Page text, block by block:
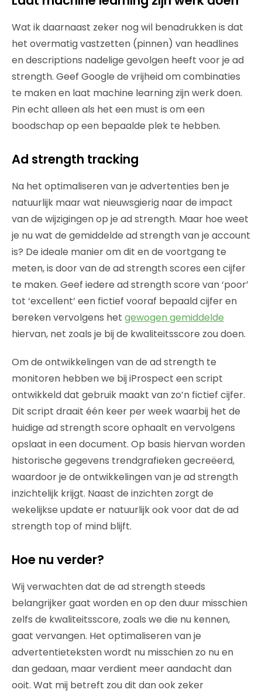
Wat ik daarnaast zeker nog wil benadrukken is dat
het overmatig vastzetten (pinnen) van headlines
en descriptions nadelige gevolgen heeft voor je ad
strength. Geef Google de vrijheid om combinaties
te maken en laat machine learning zijn werk doen.
Pin echt alleen als het een must is om een
boodschap op een bepaalde plek te hebben.
Ad strength tracking
Na het optimaliseren van je advertenties ben je
natuurlijk maar wat nieuwsgierig naar de impact
van de wijzigingen op je ad strength. Maar hoe weet
je nu wat de gemiddelde ad strength van je account
is? De ideale manier om dit en de voortgang te
meten, is door van de ad strength scores een cijfer
te maken. Geef iedere ad strength score van ‘poor’
tot ‘excellent’ een fictief vooraf bepaald cijfer en
bereken vervolgens het gewogen gemiddelde
hiervan, net zoals je bij de kwaliteitsscore zou doen.
Om de ontwikkelingen van de ad strength te
monitoren hebben we bij iProspect een script
ontwikkeld dat gebruik maakt van zo’n fictief cijfer.
Dit script draait één keer per week waarbij het de
huidige ad strength score ophaalt en vervolgens
opslaat in een document. Op basis hiervan worden
historische gegevens trendgrafieken gecreëerd,
waardoor je de ontwikkelingen van je ad strength
inzichtelijk krijgt. Naast de inzichten zorgt de
wekelijkse update er natuurlijk ook voor dat de ad
strength top of mind blijft.
Hoe nu verder?
Wij verwachten dat de ad strength steeds
belangrijker gaat worden en op den duur misschien
zelfs de kwaliteitsscore, zoals we die nu kennen,
gaat vervangen. Het optimaliseren van je
advertentieteksten wordt nu misschien zo nu en
dan gedaan, maar verdient meer aandacht dan
ooit. Wat mij betreft zou dit dan ook zeker